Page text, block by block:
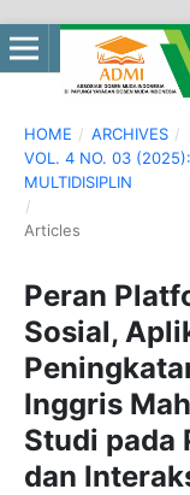
HOME / ARCHIVES /
VOL. 4 NO. 03 (2025):
MULTIDISIPLIN
/
Articles
Peran
Sosial,
Inggris
Studi pada
dan